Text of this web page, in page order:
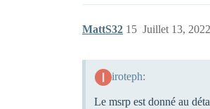
MattS32 Juillet 13,
15
iroteph:
Le msrp est donné au